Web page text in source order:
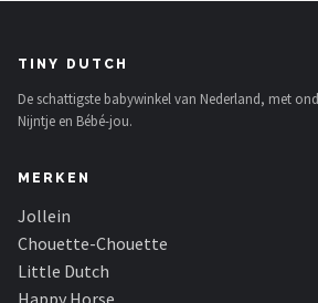
TINY DUTCH
De schattigste babywinkel van Nederland, met
Nijntje en Bébé-jou.
MERKEN
Jollein
Chouette-Chouette
Little Dutch